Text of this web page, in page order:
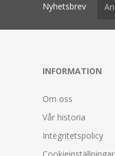
Nyhetsbrev
INFORMATION
Om oss
Vår historia
Integritetspolicy